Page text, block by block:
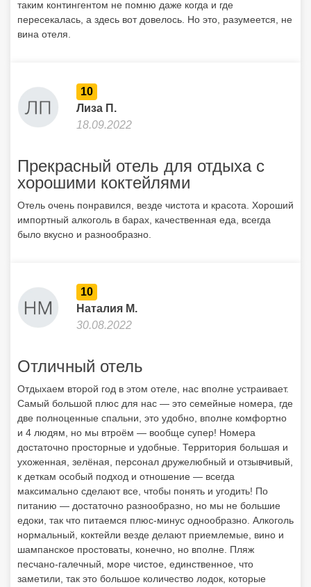
таким контингентом не помню даже когда и где
пересекалась, а здесь вот довелось. Но это, разумеется, не
вина отеля.
10
Лиза П.
18.09.2022
Прекрасный отель для отдыха с
хорошими коктейлями
Отель очень понравился, везде чистота и красота. Хороший
импортный алкоголь в барах, качественная еда, всегда
было вкусно и разнообразно.
10
Наталия М.
30.08.2022
Отличный отель
Отдыхаем второй год в этом отеле, нас вполне устраивает.
Самый большой плюс для нас — это семейные номера, где
две полноценные спальни, это удобно, вполне комфортно
и 4 людям, но мы втроём — вообще супер! Номера
достаточно просторные и удобные. Территория большая и
ухоженная, зелёная, персонал дружелюбный и отзывчивый,
к деткам особый подход и отношение — всегда
максимально сделают все, чтобы понять и угодить! По
питанию — достаточно разнообразно, но мы не большие
едоки, так что питаемся плюс-минус однообразно. Алкоголь
нормальный, коктейли везде делают приемлемые, вино и
шампанское простоваты, конечно, но вполне. Пляж
песчано-галечный, море чистое, единственное, что
заметили, так это большое количество лодок, которые